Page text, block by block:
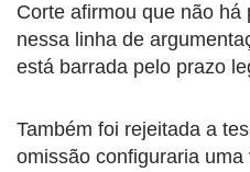
Corte afirmou que não
nessa linha de
está barrada pelo prazo
Também foi rejeitada a
omissão configuraria